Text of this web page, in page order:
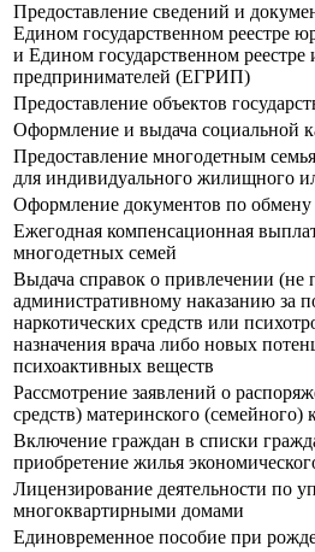
Предоставление сведений и
Едином государственном реестре
и Едином государственном
предпринимателей (ЕГРИП)
Предоставление объектов
Оформление и выдача социальной
Предоставление многодетным
для индивидуального жилищного
Оформление документов по
Ежегодная компенсационная
многодетных семей
Выдача справок о привлечении (не
административному наказанию за
наркотических средств или
назначения врача либо новых
психоактивных веществ
Рассмотрение заявлений о
средств) материнского (семейного)
Включение граждан в списки
приобретение жилья
Лицензирование деятельности по
многоквартирными домами
Единовременное пособие при